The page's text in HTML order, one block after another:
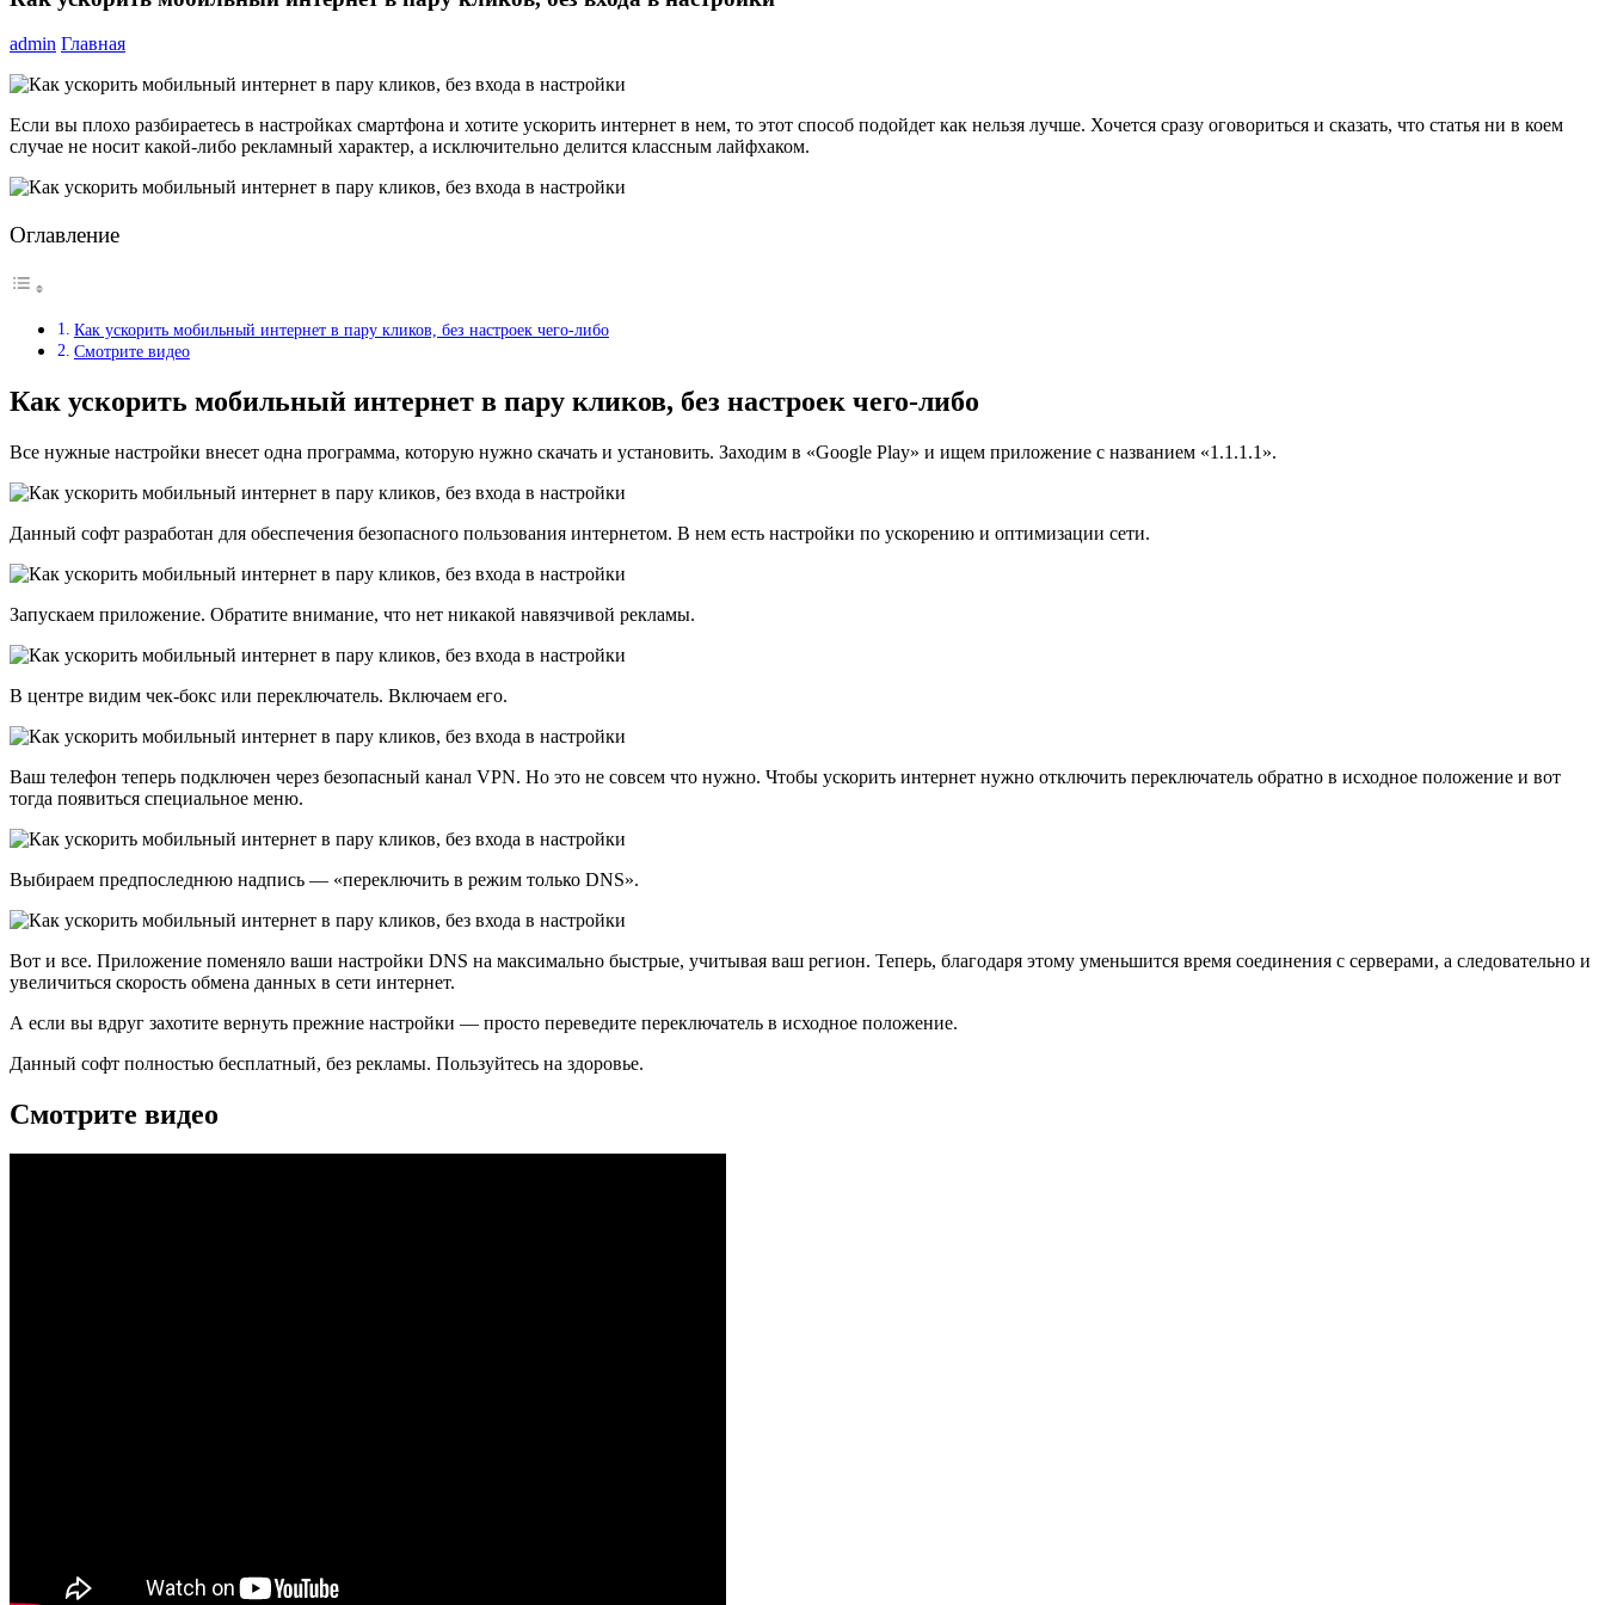
admin Главная
Если вы плохо разбираетесь в настройках смартфона и хотите ускорить интернет в нем, то этот способ подойдет как нельзя лучше. Хочется сразу оговориться и сказать, что статья ни в коем
случае не носит какой-либо рекламный характер, а исключительно делится классным лайфхаком.
Оглавление
Как ускорить мобильный интернет в пару кликов, без настроек чего-либо
Смотрите видео
Как ускорить мобильный интернет в пару кликов, без настроек чего-либо
Все нужные настройки внесет одна программа, которую нужно скачать и установить. Заходим в «Google Play» и ищем приложение с названием «1.1.1.1».
Данный софт разработан для обеспечения безопасного пользования интернетом. В нем есть настройки по ускорению и оптимизации сети.
Запускаем приложение. Обратите внимание, что нет никакой навязчивой рекламы.
В центре видим чек-бокс или переключатель. Включаем его.
Ваш телефон теперь подключен через безопасный канал VPN. Но это не совсем что нужно. Чтобы ускорить интернет нужно отключить переключатель обратно в исходное положение и вот
тогда появиться специальное меню.
Выбираем предпоследнюю надпись — «переключить в режим только DNS».
Вот и все. Приложение поменяло ваши настройки DNS на максимально быстрые, учитывая ваш регион. Теперь, благодаря этому уменьшится время соединения с серверами, а следовательно и
увеличиться скорость обмена данных в сети интернет.
А если вы вдруг захотите вернуть прежние настройки — просто переведите переключатель в исходное положение.
Данный софт полностью бесплатный, без рекламы. Пользуйтесь на здоровье.
Смотрите видео